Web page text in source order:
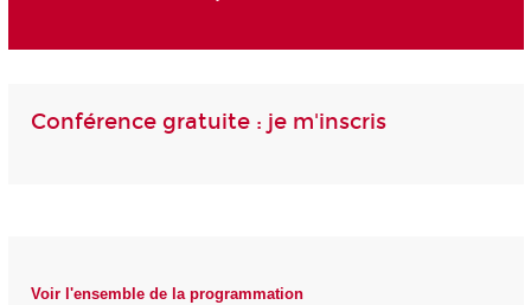
Conférence gratuite : je m'inscris
Voir l'ensemble de la programmation